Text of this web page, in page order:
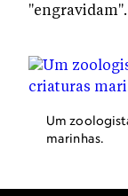
Um
marinhas.